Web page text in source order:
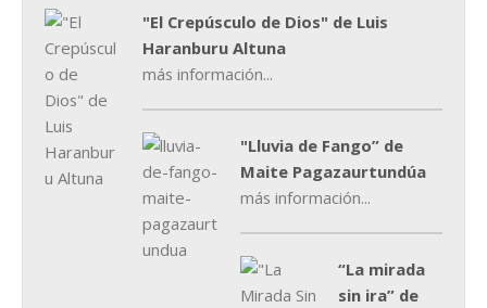
"El Crepúsculo de Dios" de Luis
Haranburu Altuna
más información...
"Lluvia de Fango” de
Maite Pagazaurtundúa
más información...
“La mirada
sin ira” de